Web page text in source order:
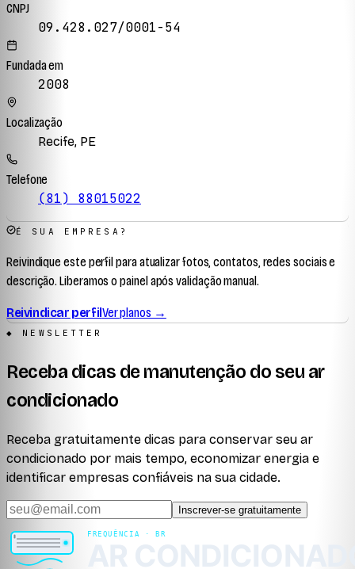
CNPJ
09.428.027/0001-54
Fundada em
2008
Localização
Recife, PE
Telefone
(81) 88015022
É SUA EMPRESA?
Reivindique este perfil para atualizar fotos, contatos, redes sociais e
descrição. Liberamos o painel após validação manual.
Reivindicar perfilVer planos →
◆ NEWSLETTER
Receba dicas de manutenção do seu ar
condicionado
Receba gratuitamente dicas para conservar seu ar
condicionado por mais tempo, economizar energia e
identificar empresas confiáveis na sua cidade.
Inscrever-se gratuitamente